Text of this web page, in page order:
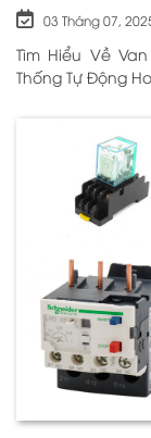
03 Tháng 07,
Tìm Hiểu Về
Thống Tự Động